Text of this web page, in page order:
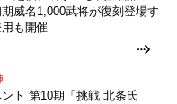
威名1,000武将が復刻登場す
も開催
ト 第10期「挑戦 北条氏